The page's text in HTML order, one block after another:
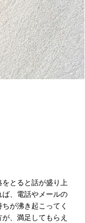
とると話が盛り上
、電話やメールの
が沸き起こってく
、満足してもらえ